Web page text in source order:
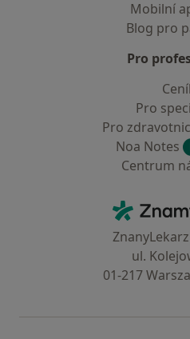
Mobilní
Blog pro
Pro
Pro
Pro
Noa Notes
Centrum
ul.
01-217